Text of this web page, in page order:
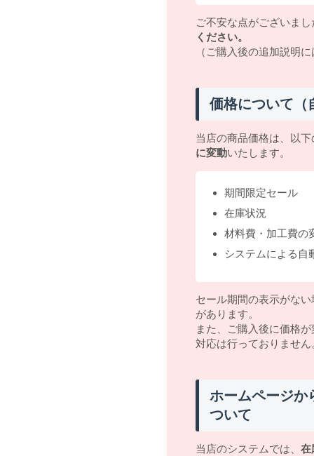
ご不安な点がございまし
ください。
（ご購入後の追加説明
価格について（
当店の商品価格は、以
に変動いたします。
期間限定セール
在庫状況
材料費・加工費の
システムによる自
セール期間の表示がな
があります。
また、ご購入後に価格
対応は行っておりません
ホームページか
ついて
当店のシステムでは、 在